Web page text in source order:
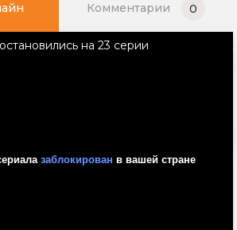
Комментарии 0
на 23 серии